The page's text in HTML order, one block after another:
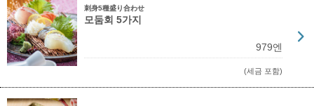
刺身5種盛り合わせ
모둠회 5가지
979엔
(세금 포함)